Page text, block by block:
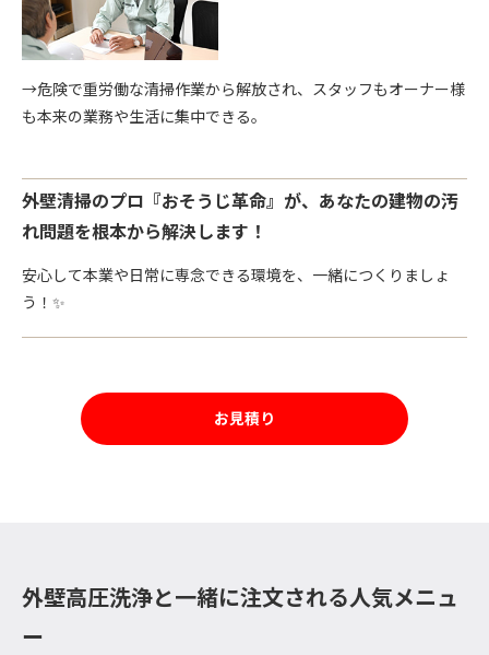
→危険で重労働な清掃作業から解放され、スタッフもオーナー様
も本来の業務や生活に集中できる。
外壁清掃のプロ『おそうじ革命』が、あなたの建物の汚
れ問題を根本から解決します！
安心して本業や日常に専念できる環境を、一緒につくりましょ
う！✨
お見積り
外壁高圧洗浄と一緒に注文される人気メニュ
ー